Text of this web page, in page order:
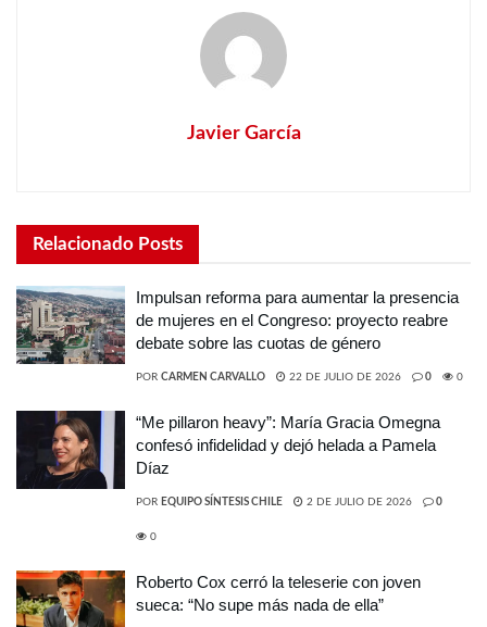
Javier García
Relacionado Posts
Impulsan reforma para aumentar la presencia
de mujeres en el Congreso: proyecto reabre
debate sobre las cuotas de género
POR CARMEN CARVALLO 22 DE JULIO DE 2026 0 0
“Me pillaron heavy”: María Gracia Omegna
confesó infidelidad y dejó helada a Pamela
Díaz
POR EQUIPO SÍNTESIS CHILE 2 DE JULIO DE 2026 0
0
Roberto Cox cerró la teleserie con joven
sueca: “No supe más nada de ella”